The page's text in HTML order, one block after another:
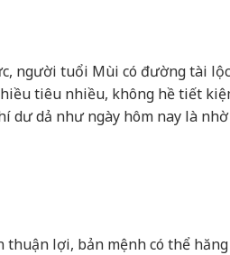
người tuổi Mùi có đường tài
tiêu nhiều, không hề tiết
dả như ngày hôm nay là nhờ
thuận lợi, bản mệnh có thể